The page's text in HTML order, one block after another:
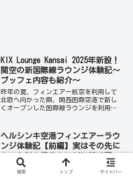
KIX Lounge Kansai 2025年新設！
関空の新国際線ラウンジ体験記～
ブッフェ内容も紹介～
昨年の夏、フィンエアー航空を利用して
北欧へ向かった際、関西国際空港で新し
くオープンした国際線ラウンジを利用す
子をご紹介します。KIX Lounge K...
ヘルシンキ空港フィンエアーラウ
ンジ体験記【前編】実はその先に
あった?!上級ラウンジに続く扉
2度目のフィンエアーラウンジ利用の機会
がありました。今回は、実際に利用した
検索 トップ サイドバー